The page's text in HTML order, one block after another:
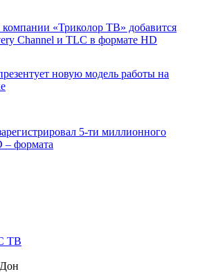
«Триколор ТВ» добавится
Channel и TLC в формате HD
новую модель работы на
5-ти миллионного
– формата
ТВ